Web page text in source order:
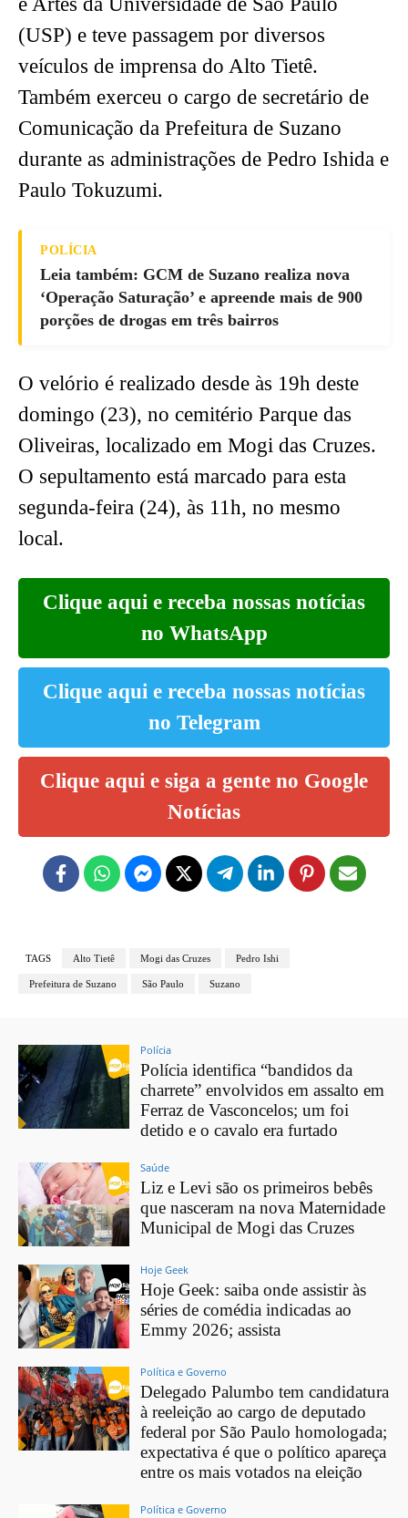
(USP) e teve passagem por diversos
veículos de imprensa do Alto Tietê.
Também exerceu o cargo de secretário de
Comunicação da Prefeitura de Suzano
durante as administrações de Pedro Ishida e
Paulo Tokuzumi.
POLÍCIA
Leia também: GCM de Suzano realiza nova
‘Operação Saturação’ e apreende mais de 900
porções de drogas em três bairros
O velório é realizado desde às 19h deste
domingo (23), no cemitério Parque das
Oliveiras, localizado em Mogi das Cruzes.
O sepultamento está marcado para esta
segunda-feira (24), às 11h, no mesmo
local.
Clique aqui e receba nossas notícias
no WhatsApp
Clique aqui e receba nossas notícias
no Telegram
Clique aqui e siga a gente no Google
Notícias
TAGS Alto Tietê Mogi das Cruzes Pedro Ishi
Prefeitura de Suzano São Paulo Suzano
Polícia
Polícia identifica “bandidos da
charrete” envolvidos em assalto em
Ferraz de Vasconcelos; um foi
detido e o cavalo era furtado
Saúde
Liz e Levi são os primeiros bebês
que nasceram na nova Maternidade
Municipal de Mogi das Cruzes
Hoje Geek
Hoje Geek: saiba onde assistir às
séries de comédia indicadas ao
Emmy 2026; assista
Política e Governo
Delegado Palumbo tem candidatura
à reeleição ao cargo de deputado
federal por São Paulo homologada;
expectativa é que o político apareça
entre os mais votados na eleição
Política e Governo